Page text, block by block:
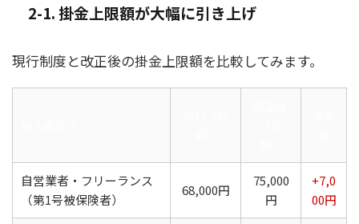
2-1. 掛金上限額が大幅に引き上げ
現行制度と改正後の掛金上限額を比較してみます。
自営業者・フリーランス
（第1号被保険者）
68,000円
75,000
円
+7,0
00円